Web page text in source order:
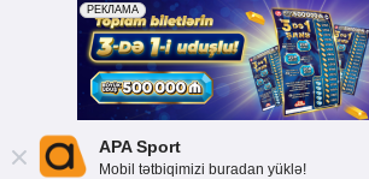
APA Sport
Mobil tətbiqimizi buradan yüklə!